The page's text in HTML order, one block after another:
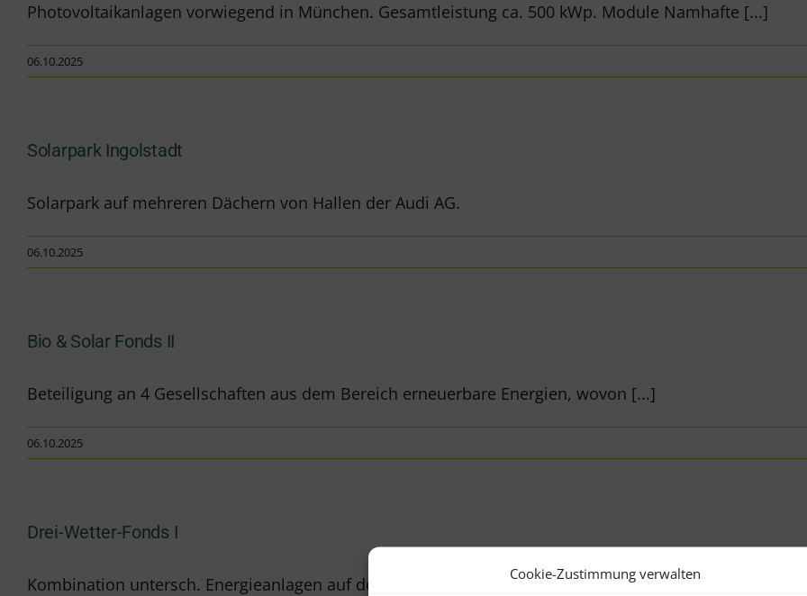
Cookie-Zustimmung verwalten
Photovoltaikanlagen vorwiegend in München. Gesamtleistung ca. 500 kWp. Module Namhafte [...]
06.10.2025
Solarpark Ingolstadt
Solarpark auf mehreren Dächern von Hallen der Audi AG.
06.10.2025
Bio & Solar Fonds II
Beteiligung an 4 Gesellschaften aus dem Bereich erneuerbare Energien, wovon [...]
06.10.2025
Drei-Wetter-Fonds I
Kombination untersch. Energieanlagen auf der Basis erneuerbarer Energien. Bündelung von [...]